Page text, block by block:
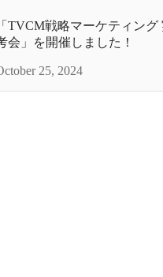
「TVCM戦略マーケティング
会」を開催しました！
25, 2024